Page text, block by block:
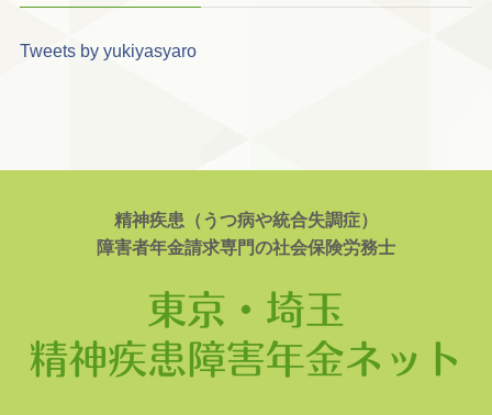
Tweets by yukiyasyaro
精神疾患（うつ病や統合失調症）
障害者年金請求専門の社会保険労務士